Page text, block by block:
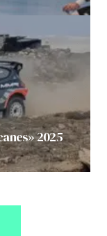
2025